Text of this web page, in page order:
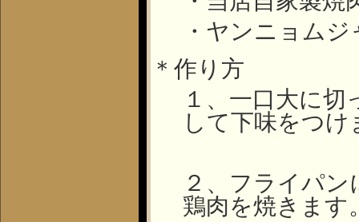
・ヤンニョム
＊作り方
１、一口大に
して下味をつけ
２、フライパ
鶏肉を焼きます